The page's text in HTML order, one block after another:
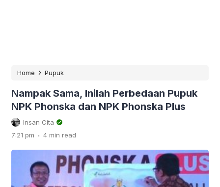
Home › Pupuk
Nampak Sama, Inilah Perbedaan Pupuk
NPK Phonska dan NPK Phonska Plus
Insan Cita
7:21 pm . 4 min read